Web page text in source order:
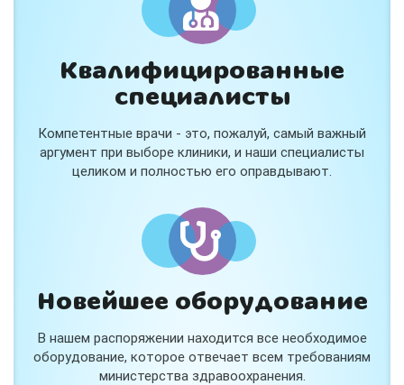
Квалифицированные
специалисты
Компетентные врачи - это, пожалуй, самый важный
аргумент при выборе клиники, и наши специалисты
целиком и полностью его оправдывают.
Новейшее оборудование
В нашем распоряжении находится все необходимое
оборудование, которое отвечает всем требованиям
министерства здравоохранения.